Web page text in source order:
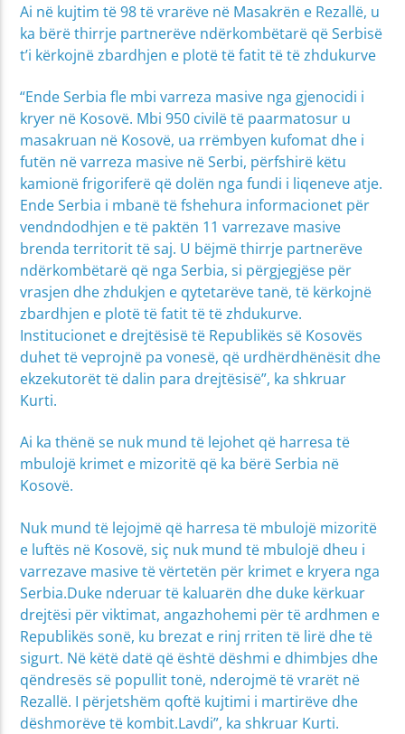
Ai në kujtim të 98 të vrarëve në Masakrën e Rezallë, u
ka bërë thirrje partnerëve ndërkombëtarë që Serbisë
t’i kërkojnë zbardhjen e plotë të fatit të të zhdukurve
“Ende Serbia fle mbi varreza masive nga gjenocidi i
kryer në Kosovë. Mbi 950 civilë të paarmatosur u
masakruan në Kosovë, ua rrëmbyen kufomat dhe i
futën në varreza masive në Serbi, përfshirë këtu
kamionë frigoriferë që dolën nga fundi i liqeneve atje.
Ende Serbia i mbanë të fshehura informacionet për
vendndodhjen e të paktën 11 varrezave masive
brenda territorit të saj. U bëjmë thirrje partnerëve
ndërkombëtarë që nga Serbia, si përgjegjëse për
vrasjen dhe zhdukjen e qytetarëve tanë, të kërkojnë
zbardhjen e plotë të fatit të të zhdukurve.
Institucionet e drejtësisë të Republikës së Kosovës
duhet të veprojnë pa vonesë, që urdhërdhënësit dhe
ekzekutorët të dalin para drejtësisë”, ka shkruar
Kurti.
Ai ka thënë se nuk mund të lejohet që harresa të
mbulojë krimet e mizoritë që ka bërë Serbia në
Kosovë.
Nuk mund të lejojmë që harresa të mbulojë mizoritë
e luftës në Kosovë, siç nuk mund të mbulojë dheu i
varrezave masive të vërtetën për krimet e kryera nga
Serbia.Duke nderuar të kaluarën dhe duke kërkuar
drejtësi për viktimat, angazhohemi për të ardhmen e
Republikës sonë, ku brezat e rinj rriten të lirë dhe të
sigurt. Në këtë datë që është dëshmi e dhimbjes dhe
qëndresës së popullit tonë, nderojmë të vrarët në
Rezallë. I përjetshëm qoftë kujtimi i martirëve dhe
dëshmorëve të kombit.Lavdi”, ka shkruar Kurti.